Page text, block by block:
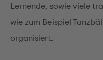
Lernende, sowie viele
wie zum Beispiel
organisiert.